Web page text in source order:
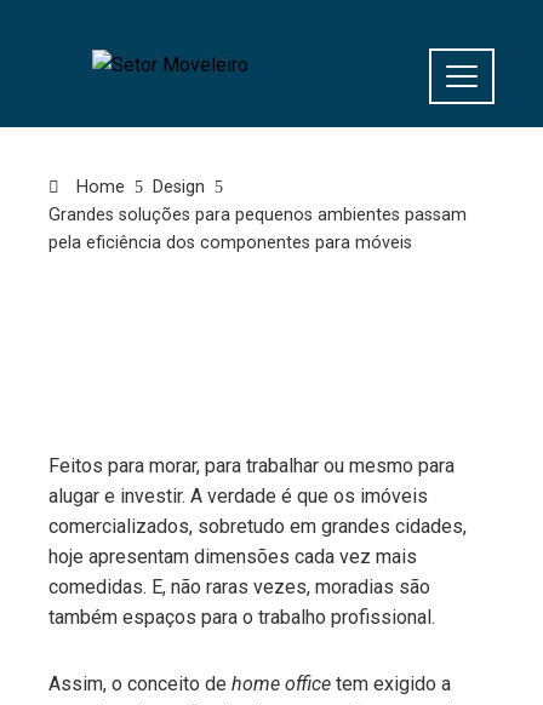
Home
Design
Grandes soluções para pequenos ambientes passam
pela eficiência dos componentes para móveis
Feitos para morar, para trabalhar ou mesmo para
alugar e investir. A verdade é que os imóveis
comercializados, sobretudo em grandes cidades,
hoje apresentam dimensões cada vez mais
comedidas. E, não raras vezes, moradias são
também espaços para o trabalho profissional.
Assim, o conceito de home office tem exigido a